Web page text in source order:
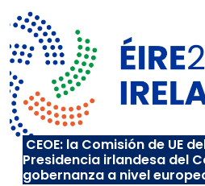
CEOE: la Comisión de UE
Presidencia irlandesa del
gobernanza a nivel